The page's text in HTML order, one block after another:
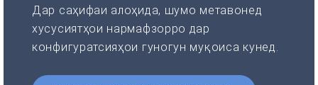
Дар саҳифаи алоҳида, шумо метавонед
хусусиятҳои нармафзорро дар
конфигуратсияҳои гуногун муқоиса кунед.